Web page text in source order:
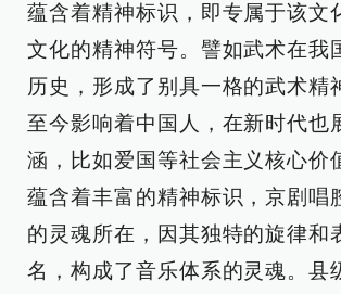
蕴含着精神标识，即专属于该文
文化的精神符号。譬如武术在我
历史，形成了别具一格的武术精
至今影响着中国人，在新时代也
涵，比如爱国等社会主义核心价
蕴含着丰富的精神标识，京剧唱
的灵魂所在，因其独特的旋律和
名，构成了音乐体系的灵魂。县